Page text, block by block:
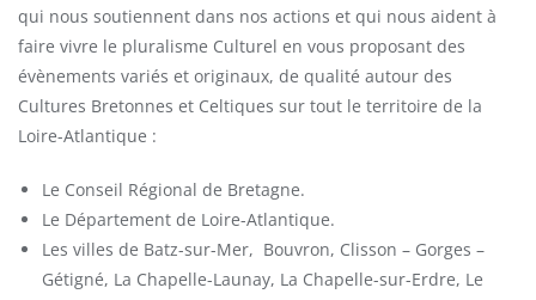
qui nous soutiennent dans nos actions et qui nous aident à
faire vivre le pluralisme Culturel en vous proposant des
évènements variés et originaux, de qualité autour des
Cultures Bretonnes et Celtiques sur tout le territoire de la
Loire-Atlantique :
Le Conseil Régional de Bretagne.
Le Département de Loire-Atlantique.
Les villes de Batz-sur-Mer, Bouvron, Clisson – Gorges –
Gétigné, La Chapelle-Launay, La Chapelle-sur-Erdre, Le